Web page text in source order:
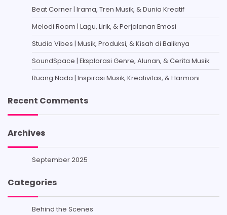
Beat Corner | Irama, Tren Musik, & Dunia Kreatif
Melodi Room | Lagu, Lirik, & Perjalanan Emosi
Studio Vibes | Musik, Produksi, & Kisah di Baliknya
SoundSpace | Eksplorasi Genre, Alunan, & Cerita Musik
Ruang Nada | Inspirasi Musik, Kreativitas, & Harmoni
Recent Comments
Archives
September 2025
Categories
Behind the Scenes